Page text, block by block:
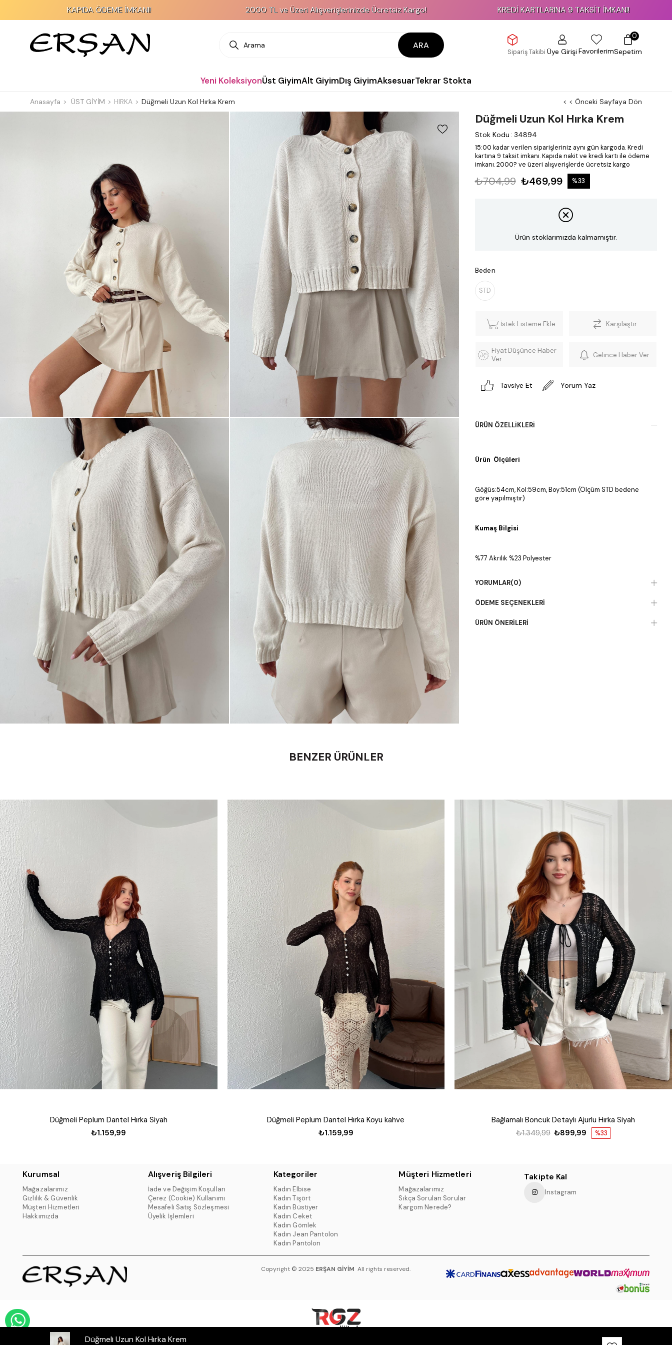
KAPIDA ÖDEME İMKANI! 2000 TL ve Üzeri Alışverişlerinizde Ücretsiz Kargo! KREDİ KARTLARINA 9 TAKSİT İMKANI!
ARA
Sipariş Takibi Üye GirişiFavorilerimSepetim
0
Yeni KoleksiyonÜst GiyimAlt GiyimDış GiyimAksesuarTekrar Stokta
Anasayfa ÜST GİYİM HIRKA Düğmeli Uzun Kol Hırka Krem < < Önceki Sayfaya Dön
Düğmeli Uzun Kol Hırka Krem
Stok Kodu : 34894
15:00 kadar verilen siparişleriniz aynı gün kargoda. Kredi
kartına 9 taksit imkanı. Kapıda nakit ve kredi kartı ile ödeme
imkanı. 2000? ve üzeri alışverişlerde ücretsiz kargo
₺704,99 ₺469,99 %33
Ürün stoklarımızda kalmamıştır.
Beden
STD
İstek Listeme Ekle Karşılaştır
Fiyat Düşünce Haber
Ver
Gelince Haber Ver
Tavsiye Et Yorum Yaz
ÜRÜN ÖZELLIKLERI
Ürün Ölçüleri
Göğüs:54cm, Kol:59cm, Boy:51cm (Ölçüm STD bedene
göre yapılmıştır)
Kumaş Bilgisi
%77 Akrilik %23 Polyester
YORUMLAR(0)
ÖDEME SEÇENEKLERI
ÜRÜN ÖNERILERI
BENZER ÜRÜNLER
Düğmeli Peplum Dantel Hırka Siyah
₺1.159,99
Düğmeli Peplum Dantel Hırka Koyu kahve
₺1.159,99
Bağlamalı Boncuk Detaylı Ajurlu Hırka Siyah
%33
₺899,99
₺1.349,99
Kurumsal
Mağazalarımız
Gizlilik & Güvenlik
Müşteri Hizmetleri
Hakkımızda
Alışveriş Bilgileri
İade ve Değişim Koşulları
Çerez (Cookie) Kullanımı
Mesafeli Satış Sözleşmesi
Üyelik İşlemleri
Kategoriler
Kadın Elbise
Kadın Tişört
Kadın Büstiyer
Kadın Ceket
Kadın Gömlek
Kadın Jean Pantolon
Kadın Pantolon
Müşteri Hizmetleri
Mağazalarımız
Sıkça Sorulan Sorular
Kargom Nerede?
Takipte Kal
Instagram
Copyright © 2025 ERŞAN GİYİM All rights reserved.
Düğmeli Uzun Kol Hırka Krem